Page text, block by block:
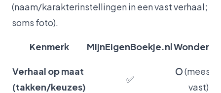
(naam/karakterinstellingen in een vast verhaal;
soms foto).
Kenmerk MijnEigenBoekje.nl
Verhaal op maat
(takken/keuzes)
✅
⭘ (meestal
vast)